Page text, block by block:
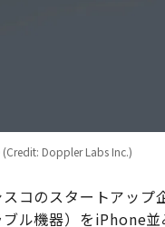
(Credit: Doppler Labs Inc.)
コのスタートアッ
ル機器）をiPhone並